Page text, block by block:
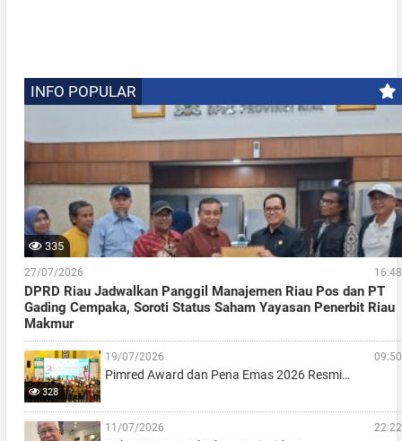
INFO POPULAR
335
27/07/2026 16:48
DPRD Riau Jadwalkan Panggil Manajemen Riau Pos dan PT
Gading Cempaka, Soroti Status Saham Yayasan Penerbit Riau
Makmur
328
19/07/2026 09:50
Pimred Award dan Pena Emas 2026 Resmi…
11/07/2026 22:22